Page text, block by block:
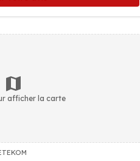
afficher la carte